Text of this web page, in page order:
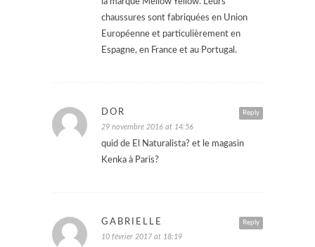
chaussures sont fabriquées en Union
Européenne et particulièrement en
Espagne, en France et au Portugal.
Reply
DOR
29 novembre 2016 at 14:56
quid de El Naturalista? et le magasin
Kenka à Paris?
Reply
GABRIELLE
10 février 2017 at 18:19